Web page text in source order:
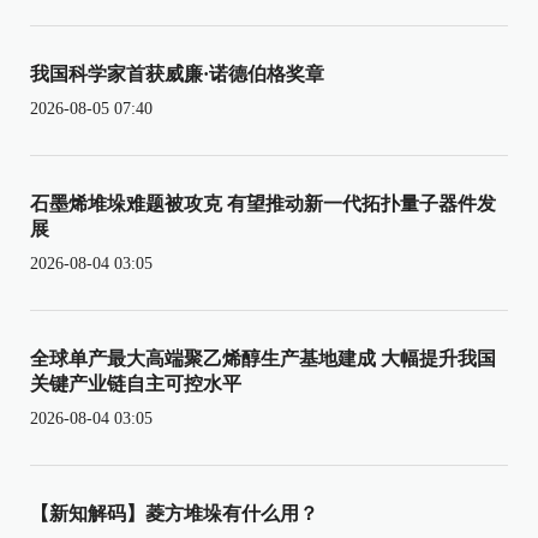
我国科学家首获威廉·诺德伯格奖章
2026-08-05 07:40
石墨烯堆垛难题被攻克 有望推动新一代拓扑量子器件发
展
2026-08-04 03:05
全球单产最大高端聚乙烯醇生产基地建成 大幅提升我国
关键产业链自主可控水平
2026-08-04 03:05
【新知解码】菱方堆垛有什么用？